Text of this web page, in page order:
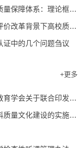
【理论文章】周光礼：建构高校内部质量保障体系：理论框架与...
【理论文章】牛丽玲等：新时代教育评价改革背景下高校质量文...
证中的几个问题刍议
+更多
教育部教育质量评估中心、中国高等教育学会关于联合印发《高...
关于印发《沈阳药科大学关于推进本科质量文化建设的实施意见...